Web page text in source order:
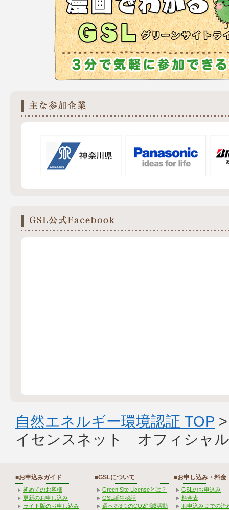
自然エネルギー環境認証 TOP
イセンスネット オフィシャ
■お申込みガイド
初めてのお客様
更新のお申し込み
ライト版のお申し込み
■GSLについて
Green Site Licenseとは？
GSL誕生秘話
選べる3つのCO2削減活動
■お申し込み・料金
GSLのお申込み
料金表
お申込みまでの流